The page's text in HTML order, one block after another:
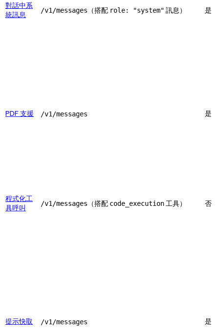
對話中系
統訊息
/v1/messages （搭配 role: "system" 訊息） 是
PDF 支援 /v1/messages 是
程式化工
具呼叫
/v1/messages （搭配 code_execution工具） 否
提示快取 /v1/messages 是